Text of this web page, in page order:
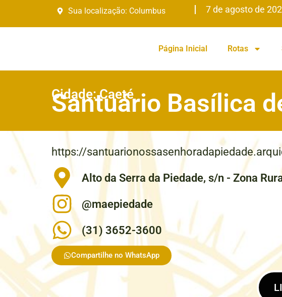
Sua localização: Columbus 7 de agosto de
Página Inicial Rotas
Cidade: Caeté
Santuário Basílica
https://
Alto da Serra da Piedade, s/n - Zona
@maepiedade
(31) 3652-3600
Compartilhe no WhatsApp